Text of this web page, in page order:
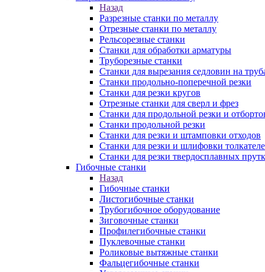
Назад
Разрезные станки по металлу
Отрезные станки по металлу
Рельсорезные станки
Станки для обработки арматуры
Труборезные станки
Станки для вырезания седловин на
Станки продольно-поперечной резки
Станки для резки кругов
Отрезные станки для сверл и фрез
Станки для продольной резки и
Станки продольной резки
Станки для резки и штамповки отходов
Станки для резки и шлифовки
Станки для резки твердосплавных
Гибочные станки
Назад
Гибочные станки
Листогибочные станки
Трубогибочное оборудование
Зиговочные станки
Профилегибочные станки
Пуклевочные станки
Роликовые вытяжные станки
Фальцегибочные станки